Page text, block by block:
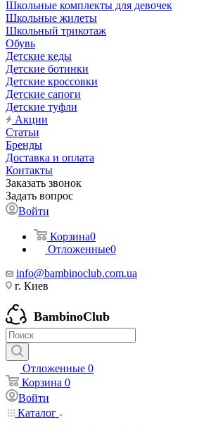
Школьные комплекты для девочек
Школьные жилеты
Школьный трикотаж
Обувь
Детские кеды
Детские ботинки
Детские кроссовки
Детские сапоги
Детские туфли
Акции
Статьи
Бренды
Доставка и оплата
Контакты
Заказать звонок
Задать вопрос
Войти
Корзина0
Отложенные0
info@bambinoclub.com.ua
г. Киев
BambinoClub
Отложенные 0
Корзина 0
Войти
Каталог